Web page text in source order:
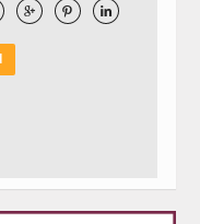
  